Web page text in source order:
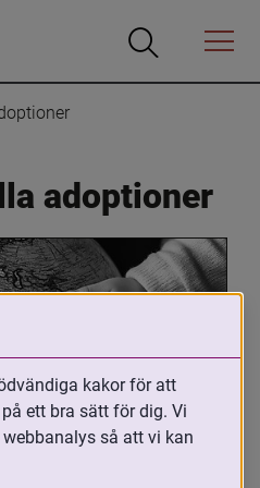
Öppna
Öppna
Menyn
adoptioner
arbetar med
kakor för att
ett bra sätt för dig. Vi
så att vi kan